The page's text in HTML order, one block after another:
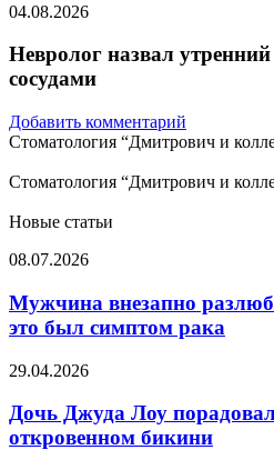
04.08.2026
Невролог назвал
сосудами
Добавить комментарий
Стоматология “Дмитрович и
Стоматология “Дмитрович и
Новые статьи
Мужчина
разлюбил
пиво
и
что
был
симптом
08.07.2026
Мужчина внезапно
это был симптом рака
Дочь
Лоу
порадовала
фанатов
29.04.2026
Дочь Джуда Лоу
откровенном бикини